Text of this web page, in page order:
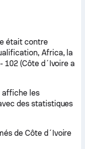
était contre
Africa, la
(Côte d´Ivoire a
affiche les
des statistiques
de Côte d´Ivoire